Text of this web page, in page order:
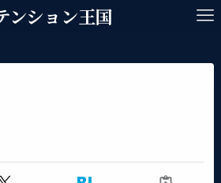
ンション王国